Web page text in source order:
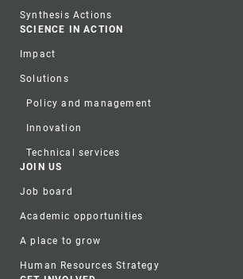
Synthesis Actions
SCIENCE IN ACTION
Impact
Solutions
Policy and management
Innovation
Technical services
JOIN US
Job board
Academic opportunities
A place to grow
Human Resources Strategy